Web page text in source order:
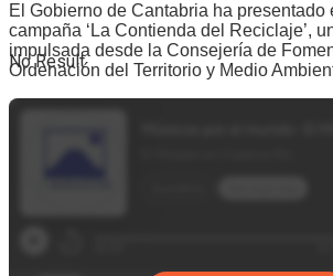
No Result
El Gobierno de Cantabria ha presentado
campaña ‘La Contienda del Reciclaje’,
impulsada desde la Consejería de
Ordenación del Territorio y Medio